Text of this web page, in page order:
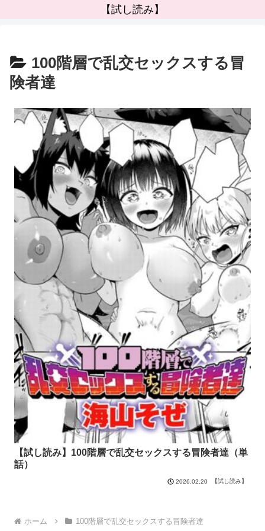
【試し読み】
100階層で乱交セックスする冒
険者達
【試し読み】100階層で乱交セックスする冒険者達（単
話）
2026.02.20 【試し読み】
ホーム 100階層で乱交セックスする冒険者達